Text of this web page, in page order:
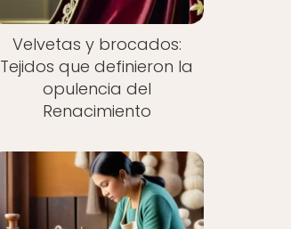
Velvetas y brocados:
Tejidos que definieron la
opulencia del
Renacimiento